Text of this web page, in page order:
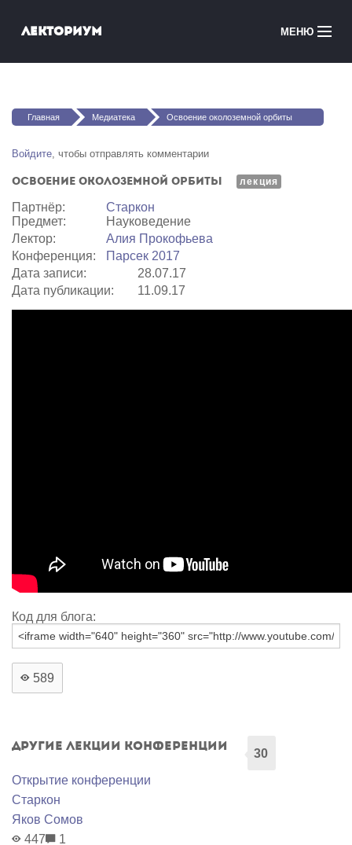
Лекториум МЕНЮ
Медиатека
Courses in English
Вы здесь
Главная Медиатека Освоение околоземной орбиты
Войдите, чтобы отправлять комментарии
Освоение околоземной орбиты лекция
Партнёр:
Старкон
Предмет:
Науковедение
Лектор:
Алия Прокофьева
Конференция:
Парсек 2017
Дата записи:
28.07.17
Дата публикации:
11.09.17
Код для блога:
589
Другие лекции конференции
30
Открытие конференции
Старкон
Яков Сомов
447
1